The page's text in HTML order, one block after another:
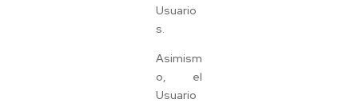
Usuario
s.
Asimism
o, el
Usuario